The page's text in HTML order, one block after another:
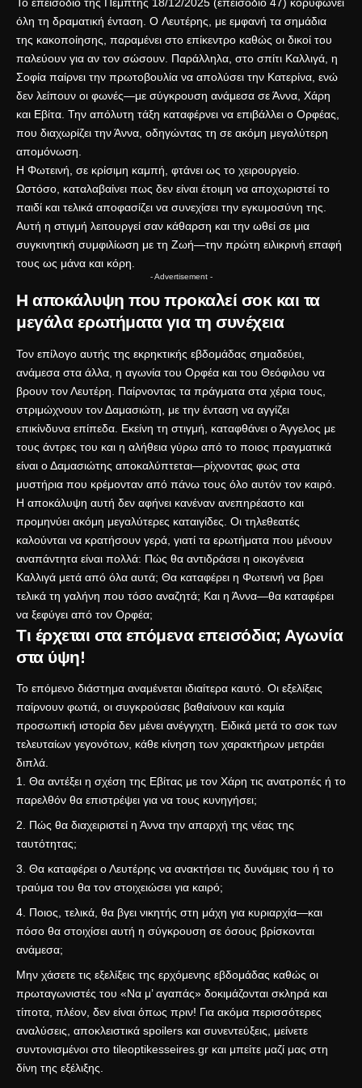
Το επεισόδιο της Πέμπτης 18/12/2025 (επεισόδιο 47) κορυφώνει
όλη τη δραματική ένταση. O Λευτέρης, με εμφανή τα σημάδια
της κακοποίησης, παραμένει στο επίκεντρο καθώς οι δικοί του
παλεύουν για αν τον σώσουν. Παράλληλα, στο σπίτι Καλλιγά, η
Σοφία παίρνει την πρωτοβουλία να απολύσει την Κατερίνα, ενώ
δεν λείπουν οι φωνές—με σύγκρουση ανάμεσα σε Άννα, Χάρη
και Εβίτα. Την απόλυτη τάξη καταφέρνει να επιβάλλει ο Ορφέας,
που διαχωρίζει την Άννα, οδηγώντας τη σε ακόμη μεγαλύτερη
απομόνωση.
Η Φωτεινή, σε κρίσιμη καμπή, φτάνει ως το χειρουργείο.
Ωστόσο, καταλαβαίνει πως δεν είναι έτοιμη να αποχωριστεί το
παιδί και τελικά αποφασίζει να συνεχίσει την εγκυμοσύνη της.
Αυτή η στιγμή λειτουργεί σαν κάθαρση και την ωθεί σε μια
συγκινητική συμφιλίωση με τη Ζωή—την πρώτη ειλικρινή επαφή
τους ως μάνα και κόρη.
- Advertisement -
Η αποκάλυψη που προκαλεί σοκ και τα
μεγάλα ερωτήματα για τη συνέχεια
Τον επίλογο αυτής της εκρηκτικής εβδομάδας σημαδεύει,
ανάμεσα στα άλλα, η αγωνία του Ορφέα και του Θεόφιλου να
βρουν τον Λευτέρη. Παίρνοντας τα πράγματα στα χέρια τους,
στριμώχνουν τον Δαμασιώτη, με την ένταση να αγγίζει
επικίνδυνα επίπεδα. Εκείνη τη στιγμή, καταφθάνει ο Άγγελος με
τους άντρες του και η αλήθεια γύρω από το ποιος πραγματικά
είναι ο Δαμασιώτης αποκαλύπτεται—ρίχνοντας φως στα
μυστήρια που κρέμονταν από πάνω τους όλο αυτόν τον καιρό.
Η αποκάλυψη αυτή δεν αφήνει κανέναν ανεπηρέαστο και
προμηνύει ακόμη μεγαλύτερες καταιγίδες. Οι τηλεθεατές
καλούνται να κρατήσουν γερά, γιατί τα ερωτήματα που μένουν
αναπάντητα είναι πολλά: Πώς θα αντιδράσει η οικογένεια
Καλλιγά μετά από όλα αυτά; Θα καταφέρει η Φωτεινή να βρει
τελικά τη γαλήνη που τόσο αναζητά; Και η Άννα—θα καταφέρει
να ξεφύγει από τον Ορφέα;
Τι έρχεται στα επόμενα επεισόδια; Αγωνία
στα ύψη!
Το επόμενο διάστημα αναμένεται ιδιαίτερα καυτό. Οι εξελίξεις
παίρνουν φωτιά, οι συγκρούσεις βαθαίνουν και καμία
προσωπική ιστορία δεν μένει ανέγγιχτη. Ειδικά μετά το σοκ των
τελευταίων γεγονότων, κάθε κίνηση των χαρακτήρων μετράει
διπλά.
Θα αντέξει η σχέση της Εβίτας με τον Χάρη τις ανατροπές ή το
παρελθόν θα επιστρέψει για να τους κυνηγήσει;
Πώς θα διαχειριστεί η Άννα την απαρχή της νέας της
ταυτότητας;
Θα καταφέρει ο Λευτέρης να ανακτήσει τις δυνάμεις του ή το
τραύμα του θα τον στοιχειώσει για καιρό;
Ποιος, τελικά, θα βγει νικητής στη μάχη για κυριαρχία—και
πόσο θα στοιχίσει αυτή η σύγκρουση σε όσους βρίσκονται
ανάμεσα;
Μην χάσετε τις εξελίξεις της ερχόμενης εβδομάδας καθώς οι
πρωταγωνιστές του «Να μ’ αγαπάς» δοκιμάζονται σκληρά και
τίποτα, πλέον, δεν είναι όπως πριν! Για ακόμα περισσότερες
αναλύσεις, αποκλειστικά spoilers και συνεντεύξεις, μείνετε
συντονισμένοι στο tileoptikesseires.gr και μπείτε μαζί μας στη
δίνη της εξέλιξης.